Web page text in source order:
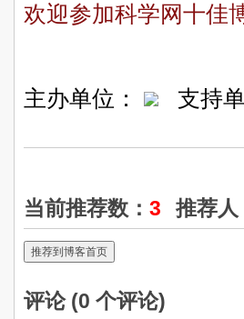
欢迎参加科学网十佳
主办单位： 支持
当前推荐数： 3 推荐人
推荐到博客首页
评论 (0 个评论)